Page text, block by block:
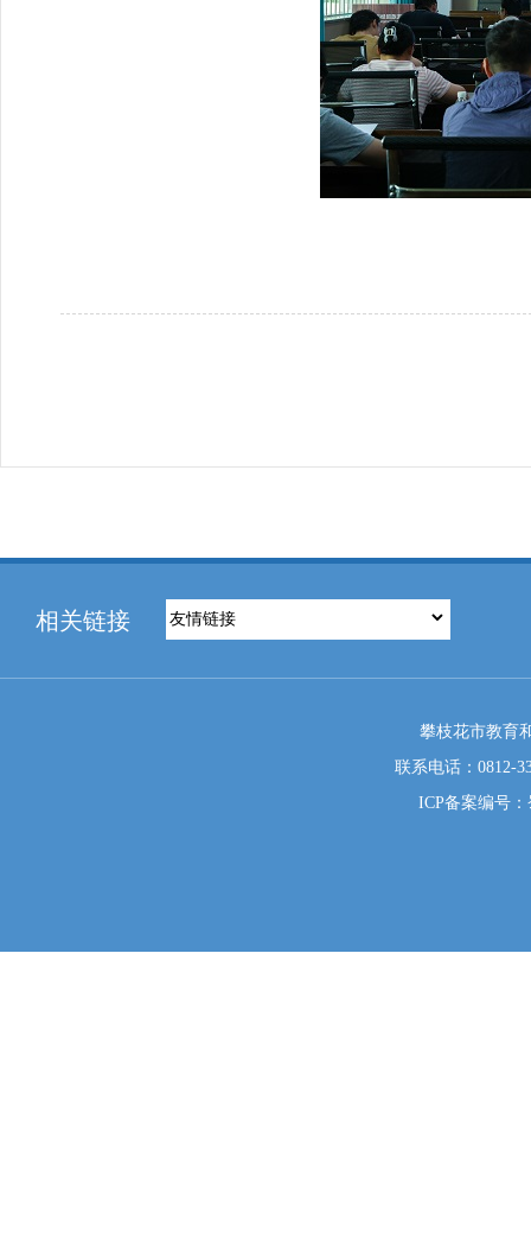
相关链接
攀枝花市教育
联系电话：0812-
ICP备案编号：